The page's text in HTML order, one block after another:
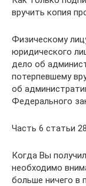
вручить копия
Физическому
юридического
дело об
потерпевшему
об
Федерального
Часть 6 статьи
Когда Вы
необходимо
больше ничего в